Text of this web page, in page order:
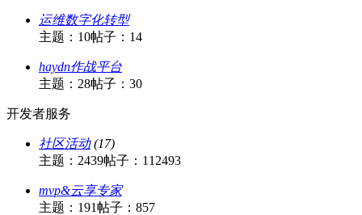
运维数字化转型
主题：10帖子：14
haydn作战平台
主题：28帖子：30
开发者服务
社区活动 (17)
主题：2439帖子：112493
mvp&云享专家
主题：191帖子：857